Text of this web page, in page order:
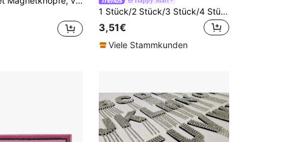
1 Stück/2 Stück/3 Stück/4 Stück braune modische Damen-Applikations-Bügelpatch, personalisiertes DIY-Kleidungszubehör, Stickerei-Bügelstoffpatch, Kleiderdekoration, Applikations-Abzeichen, Brosche, Schuhe, Hüte, Taschen, Zubehör, Flick-Stickerei-Patch
3,51€
Viele Stammkunden